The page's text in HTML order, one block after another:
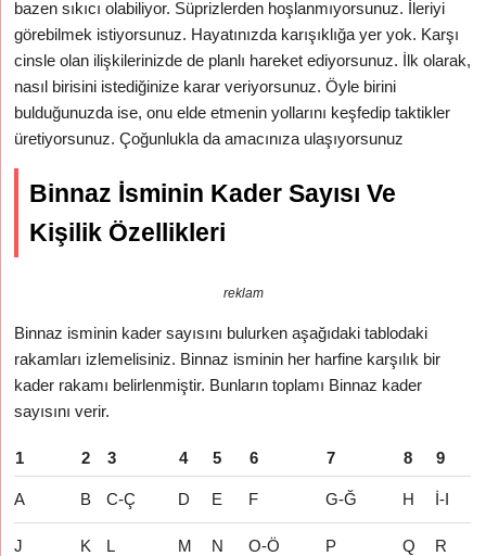
bazen sıkıcı olabiliyor. Süprizlerden hoşlanmıyorsunuz. İleriyi
görebilmek istiyorsunuz. Hayatınızda karışıklığa yer yok. Karşı
cinsle olan ilişkilerinizde de planlı hareket ediyorsunuz. İlk olarak,
nasıl birisini istediğinize karar veriyorsunuz. Öyle birini
bulduğunuzda ise, onu elde etmenin yollarını keşfedip taktikler
üretiyorsunuz. Çoğunlukla da amacınıza ulaşıyorsunuz
Binnaz İsminin Kader Sayısı Ve
Kişilik Özellikleri
reklam
Binnaz isminin kader sayısını bulurken aşağıdaki tablodaki
rakamları izlemelisiniz. Binnaz isminin her harfine karşılık bir
kader rakamı belirlenmiştir. Bunların toplamı Binnaz kader
sayısını verir.
1 2 3 4 5 6 7 8 9
A B C-Ç D E F G-Ğ H İ-I
J K L M N O-Ö P Q R